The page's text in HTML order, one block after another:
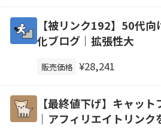
【被リンク192】50代
化ブログ｜拡張性大
販売価格 ¥28,241
【最終値下げ】キャッ
｜アフィリエイトリンク